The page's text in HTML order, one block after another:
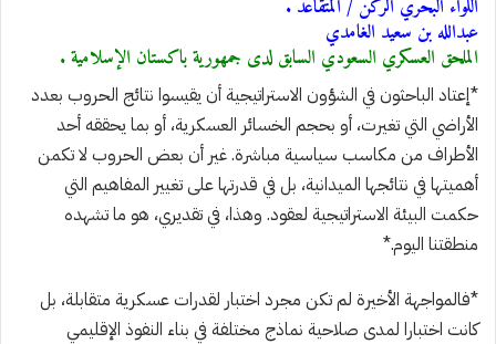
اللواء البحري الركن / المتقاعد .
عبدالله بن سعيد الغامدي
الملحق العسكري السعودي السابق لدى جمهورية باكستان الإسلامية .
*إعتاد الباحثون في الشؤون الاستراتيجية أن يقيسوا نتائج الحروب بعدد
الأراضي التي تغيرت، أو بحجم الخسائر العسكرية، أو بما يحققه أحد
الأطراف من مكاسب سياسية مباشرة. غير أن بعض الحروب لا تكمن
أهميتها في نتائجها الميدانية، بل في قدرتها على تغيير المفاهيم التي
حكمت البيئة الاستراتيجية لعقود. وهذا، في تقديري، هو ما تشهده
منطقتنا اليوم.*
*فالمواجهة الأخيرة لم تكن مجرد اختبار لقدرات عسكرية متقابلة، بل
كانت اختبارا لمدى صلاحية نماذج مختلفة في بناء النفوذ الإقليمي